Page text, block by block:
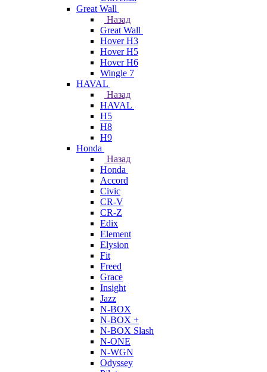
Great Wall
Назад
Great Wall
Hover H3
Hover H5
Hover H6
Wingle 7
HAVAL
Назад
HAVAL
H5
H8
H9
Honda
Назад
Honda
Accord
Civic
CR-V
CR-Z
Edix
Element
Elysion
Fit
Freed
Grace
Insight
Jazz
N-BOX
N-BOX +
N-BOX Slash
N-ONE
N-WGN
Odyssey